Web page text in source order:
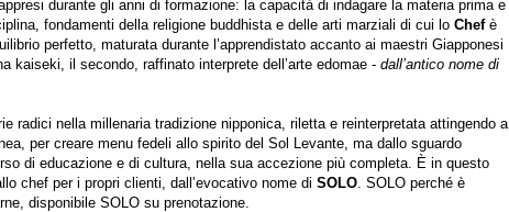
durante gli anni di formazione: la capacità di indagare la materia prima e
fondamenti della religione buddhista e delle arti marziali di cui lo Chefè
perfetto, maturata durante l’apprendistato accanto ai maestri Giapponesi
kaiseki, il secondo, raffinato interprete dell’arte edomae - dall’antico nome di
radici nella millenaria tradizione nipponica, riletta e reinterpretata attingendo a
per creare menu fedeli allo spirito del Sol Levante, ma dallo sguardo
di educazione e di cultura, nella sua accezione più completa. È in questo
chef per i propri clienti, dall’evocativo nome di SOLO . SOLO perché è
disponibile SOLO su prenotazione.